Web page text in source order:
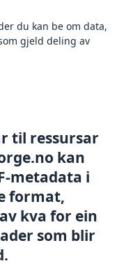
du kan be om data,
gjeld deling av
til ressursar
kan
metadata i
format,
kva for ein
som blir